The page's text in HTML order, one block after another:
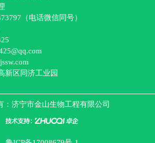
（电话微信同号）
新区同济工业园
： 济宁市金山生物工程有限公司